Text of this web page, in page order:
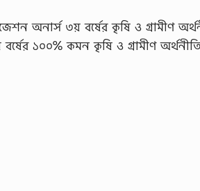
অনার্স ৩য় বর্ষের কৃষি ও গ্রামীণ
১০০% কমন কৃষি ও গ্রামীণ